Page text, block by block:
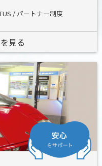
/ パートナー制度
見る
安心をサポート